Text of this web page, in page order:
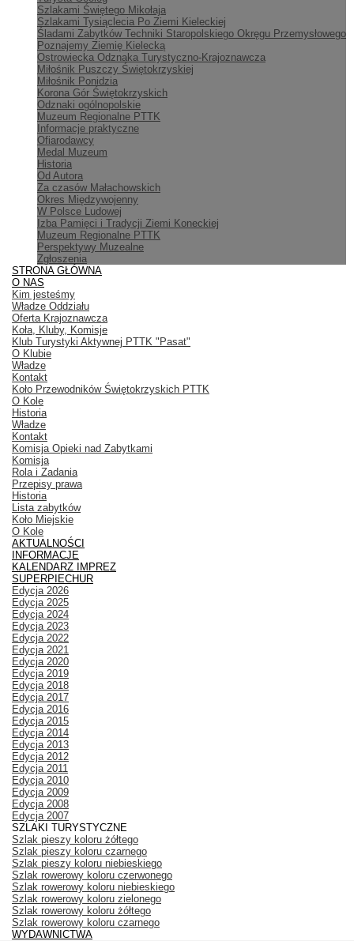
Szlakami Świętego Mikołaja
Szlakami Tysiąclecia Po Ziemi Kieleckiej
Śladami Zabytków Techniki Staropolskiego Okręgu Przemysłowego
Poznajemy Ziemię Kielecką
Ostrowiecka Odznaka Turystyczno-Krajoznawcza
Miłośnik Puszczy Świętokrzyskiej
Miłośnik Ponidzia
Korona Gór Świętokrzyskich
Odznaki ogólnopolskie
Muzeum Regionalne PTTK
Informacje praktyczne
Ofiarodawcy
Medal Muzeum
Historia
Od Autora
Za czasów Małachowskich
Okres Międzywojenny
W Polsce Ludowej
Izba Pamięci i Tradycji Ziemi Koneckiej
Muzeum Regionalne PTTK
Perspektywy Muzealne
Zgłoszenia
STRONA GŁÓWNA
O NAS
Kim jesteśmy
Władze Oddziału
Oferta Krajoznawcza
Koła, Kluby, Komisje
Klub Turystyki Aktywnej PTTK "Pasat"
O Klubie
Władze
Kontakt
Koło Przewodników Świętokrzyskich PTTK
O Kole
Historia
Władze
Kontakt
Komisja Opieki nad Zabytkami
Komisja
Rola i Zadania
Przepisy prawa
Historia
Lista zabytków
Koło Miejskie
O Kole
AKTUALNOŚCI
INFORMACJE
KALENDARZ IMPREZ
SUPERPIECHUR
Edycja 2026
Edycja 2025
Edycja 2024
Edycja 2023
Edycja 2022
Edycja 2021
Edycja 2020
Edycja 2019
Edycja 2018
Edycja 2017
Edycja 2016
Edycja 2015
Edycja 2014
Edycja 2013
Edycja 2012
Edycja 2011
Edycja 2010
Edycja 2009
Edycja 2008
Edycja 2007
SZLAKI TURYSTYCZNE
Szlak pieszy koloru żółtego
Szlak pieszy koloru czarnego
Szlak pieszy koloru niebieskiego
Szlak rowerowy koloru czerwonego
Szlak rowerowy koloru niebieskiego
Szlak rowerowy koloru zielonego
Szlak rowerowy koloru żółtego
Szlak rowerowy koloru czarnego
WYDAWNICTWA